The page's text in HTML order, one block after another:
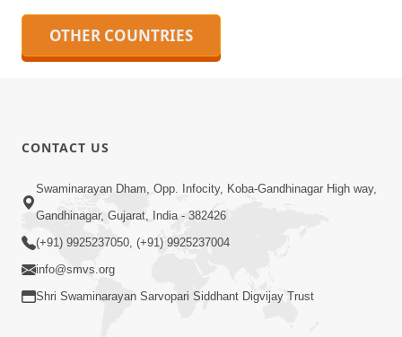
CONTACT US
Swaminarayan Dham, Opp. Infocity, Koba-Gandhinagar High way,
Gandhinagar, Gujarat, India - 382426
(+91) 9925237050, (+91) 9925237004
info@smvs.org
Shri Swaminarayan Sarvopari Siddhant Digvijay Trust